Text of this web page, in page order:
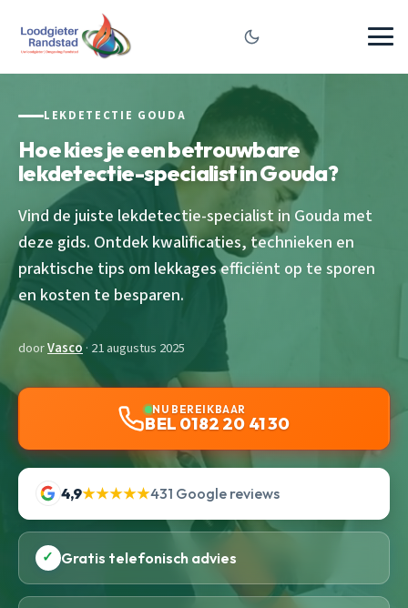
LEKDETECTIE GOUDA
Hoe kies je een betrouwbare
lekdetectie-specialist in Gouda?
Vind de juiste lekdetectie-specialist in Gouda met
deze gids. Ontdek kwalificaties, technieken en
praktische tips om lekkages efficiënt op te sporen
en kosten te besparen.
doorVasco· 21 augustus 2025
NU BEREIKBAAR
BEL 0182 20 41 30
4,9★★★★★431 Google reviews
✓ Gratis telefonisch advies